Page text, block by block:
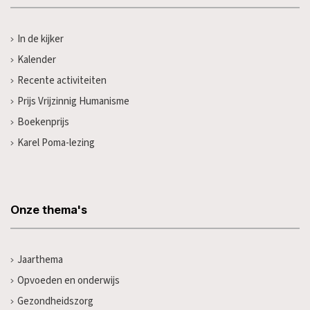
In de kijker
Kalender
Recente activiteiten
Prijs Vrijzinnig Humanisme
Boekenprijs
Karel Poma-lezing
Onze thema's
Jaarthema
Opvoeden en onderwijs
Gezondheidszorg